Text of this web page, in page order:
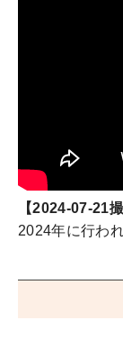
【2024-07-21
2024年に行わ